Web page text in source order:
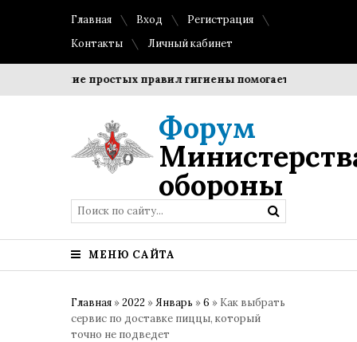
Главная Вход
Регистрация
Контакты
Личный кабинет
простых правил гигиены помогает сохранить
Форум
обороны
МЕНЮ САЙТА
Главная »2022 »Январь »6 » Как выбрать
сервис по доставке пиццы, который
точно не подведет